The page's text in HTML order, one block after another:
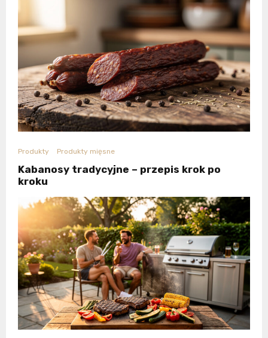
Produkty Produkty mięsne
Kabanosy tradycyjne – przepis krok po
kroku